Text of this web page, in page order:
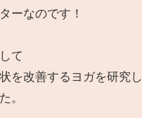
ーなのです！
て
を改善するヨガを研究し
。